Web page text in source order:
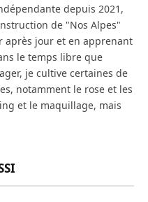
depuis 2021,
de "Nos Alpes"
après jour et en apprenant
le temps libre que
je cultive certaines de
notamment le rose et les
et le maquillage, mais